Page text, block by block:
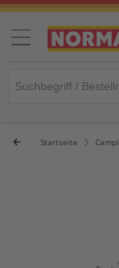
Startseite